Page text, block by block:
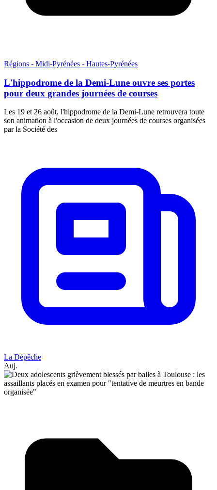
Régions - Midi-Pyrénées - Hautes-Pyrénées
L'hippodrome de la Demi-Lune ouvre ses portes
pour deux grandes journées de courses
Les 19 et 26 août, l'hippodrome de la Demi-Lune retrouvera toute
son animation à l'occasion de deux journées de courses organisées
par la Société des
La Dépêche
Auj.